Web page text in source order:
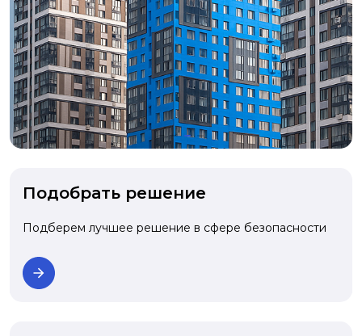
Подобрать решение
Подберем лучшее решение в сфере безопасности